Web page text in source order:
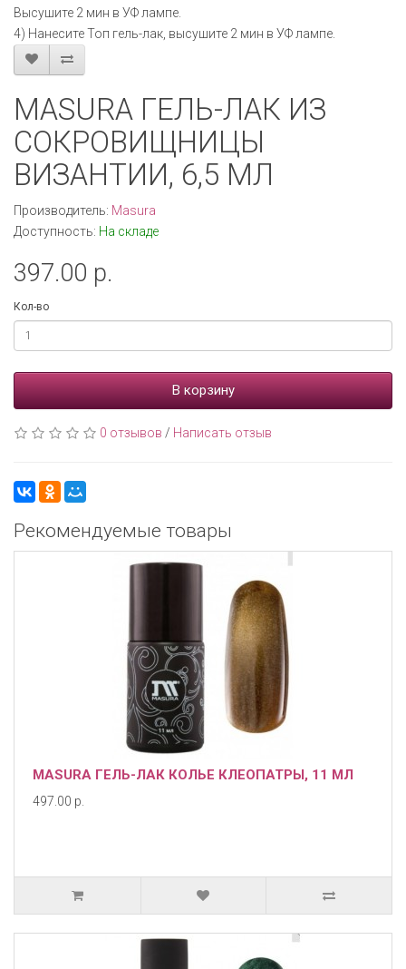
Высушите 2 мин в УФ лампе.
4) Нанесите Топ гель-лак, высушите 2 мин в УФ лампе.
MASURA ГЕЛЬ-ЛАК ИЗ
СОКРОВИЩНИЦЫ
ВИЗАНТИИ, 6,5 МЛ
Производитель: Masura
Доступность: На складе
397.00 р.
Кол-во
В корзину
0 отзывов / Написать отзыв
Рекомендуемые товары
MASURA ГЕЛЬ-ЛАК КОЛЬЕ КЛЕОПАТРЫ, 11 МЛ
497.00 р.